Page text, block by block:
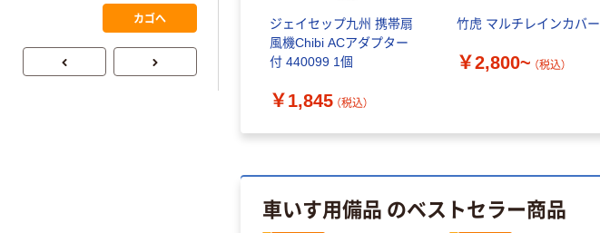
モルテン パワークッショ
￥97,770
ジェイセップ九州 携帯扇
風機Chibi ACアダプター
付 440099 1個
￥1,845 （税込）
竹虎 マルチレインカバー
￥2,800~ （税込）
車いす用備品 のベストセラー商品
カゴへ ￥386~ （税込）
ル 大王製紙共同